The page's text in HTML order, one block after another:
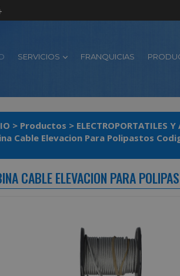
SERVICIOS FRANQUICIAS
> Productos > ELECTROPORTATILES Y
Cable Elevacion Para Polipastos
CABLE ELEVACION PARA